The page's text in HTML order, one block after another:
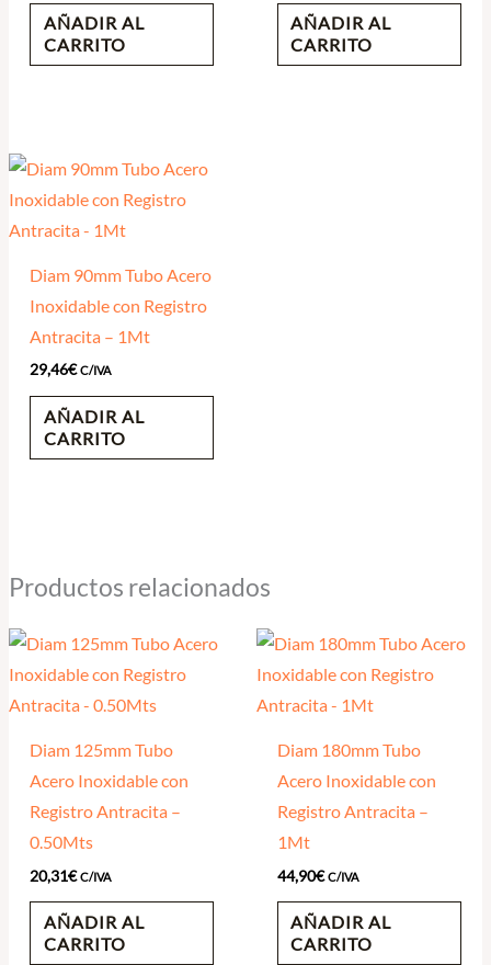
AÑADIR AL
CARRITO
AÑADIR AL
CARRITO
Diam 90mm Tubo Acero
Inoxidable con Registro
Antracita – 1Mt
29,46€ C/IVA
AÑADIR AL
CARRITO
Productos relacionados
Diam 125mm Tubo
Acero Inoxidable con
Registro Antracita –
0.50Mts
20,31€ C/IVA
AÑADIR AL
CARRITO
Diam 180mm Tubo
Acero Inoxidable con
Registro Antracita –
1Mt
44,90€ C/IVA
AÑADIR AL
CARRITO